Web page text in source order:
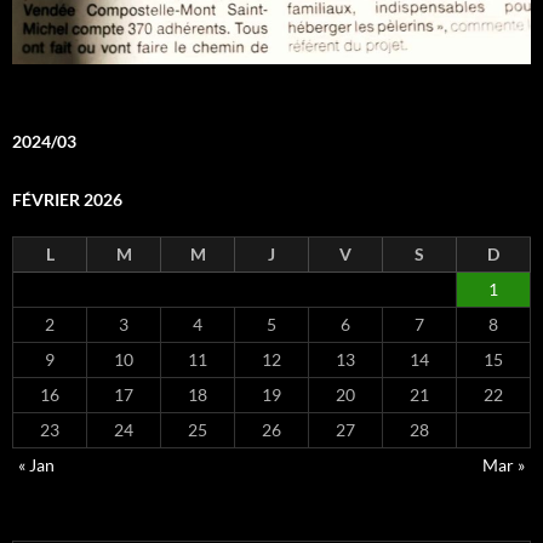
2024/03
FÉVRIER 2026
L M M J V S
D
1
2
3 4 5 6 7
8
9
10 11 12 13 14
15
16
17 18 19 20 21
22
23
24 25 26 27
28
« Jan
Mar »